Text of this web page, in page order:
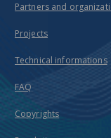
Partners and
Projects
Technical informations
FAQ
Copyrights